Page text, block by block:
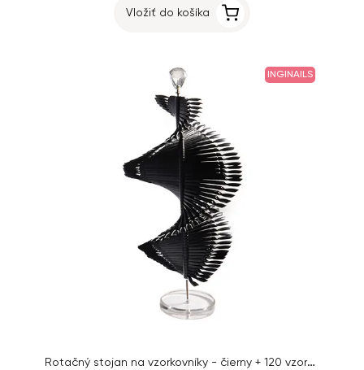
Vložiť do košíka
INGINAILS
Rotačný stojan na vzorkovníky - čierny + 120 vzorkovníkov